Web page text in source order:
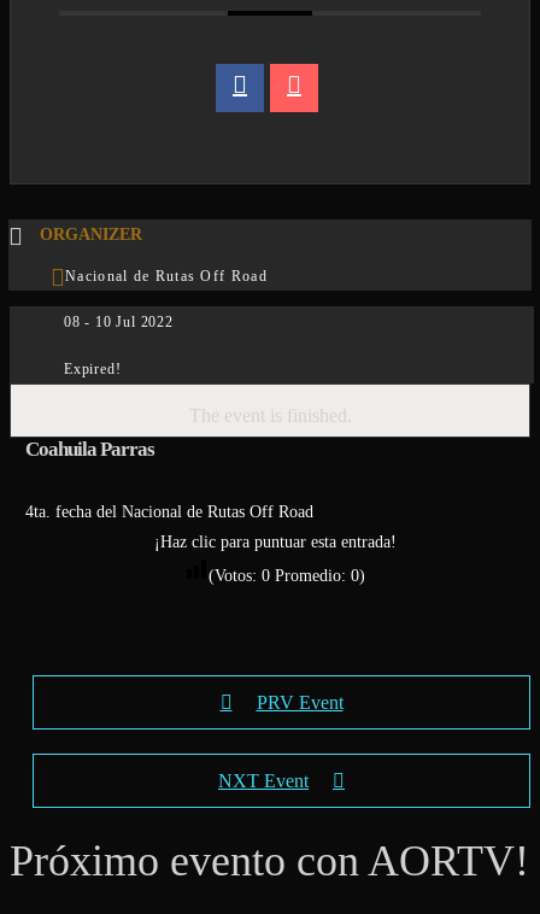
ORGANIZER
Nacional de Rutas Off Road
08 - 10 Jul 2022
Expired!
The event is finished.
Coahuila Parras
4ta. fecha del Nacional de Rutas Off Road
¡Haz clic para puntuar esta entrada!
(Votos: 0 Promedio: 0)
PRV Event
NXT Event
Próximo evento con AORTV!